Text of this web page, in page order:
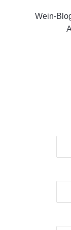
Wein-